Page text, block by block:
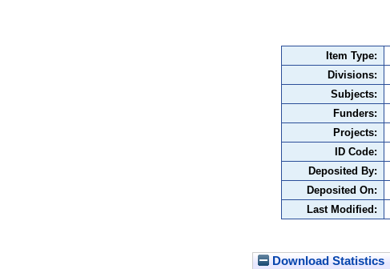
Item Type:
Divisions:
Subjects:
Funders:
Projects:
ID Code:
Deposited By:
Deposited On:
Last Modified:
Download Statistics